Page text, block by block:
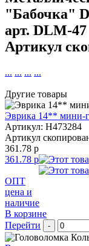
"Бабочка"
арт. DLM-47
Артикул
... ... ... ...
Другие товары
Эврика 14** мини-
Артикул: H473284
Артикул
361.78 р
361.78 р
ОПТ
цена и
наличие
В корзине
Перейти
-